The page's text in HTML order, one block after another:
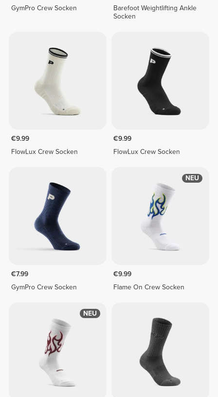
GymPro Crew Socken
Barefoot Weightlifting Ankle
Socken
€9.99
FlowLux Crew Socken
€9.99
FlowLux Crew Socken
€7.99
GymPro Crew Socken
NEU
€9.99
Flame On Crew Socken
NEU